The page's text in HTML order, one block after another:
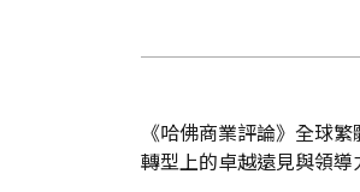
《哈佛商業評論》全球
轉型上的卓越遠見與領